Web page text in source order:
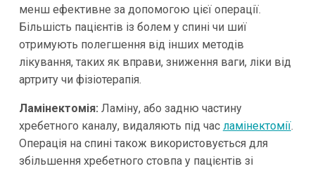
менш ефективне за допомогою цієї операції.
Більшість пацієнтів із болем у спині чи шиї
отримують полегшення від інших методів
лікування, таких як вправи, зниження ваги, ліки від
артриту чи фізіотерапія.
Ламінектомія: Ламіну, або задню частину
хребетного каналу, видаляють під час ламінектомії.
Операція на спині також використовується для
збільшення хребетного стовпа у пацієнтів зі